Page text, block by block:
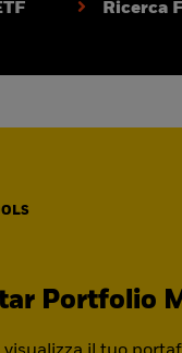
Ricerca
Portfolio